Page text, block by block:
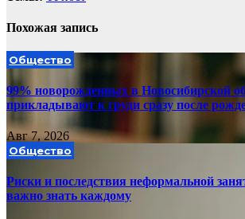
Похожая запись
Общество
99% новорожденных в Новосибирской
прикладывают к груди сразу после
Авг 7, 2026
Общество
Риски и последствия неформальной
важно знать каждому